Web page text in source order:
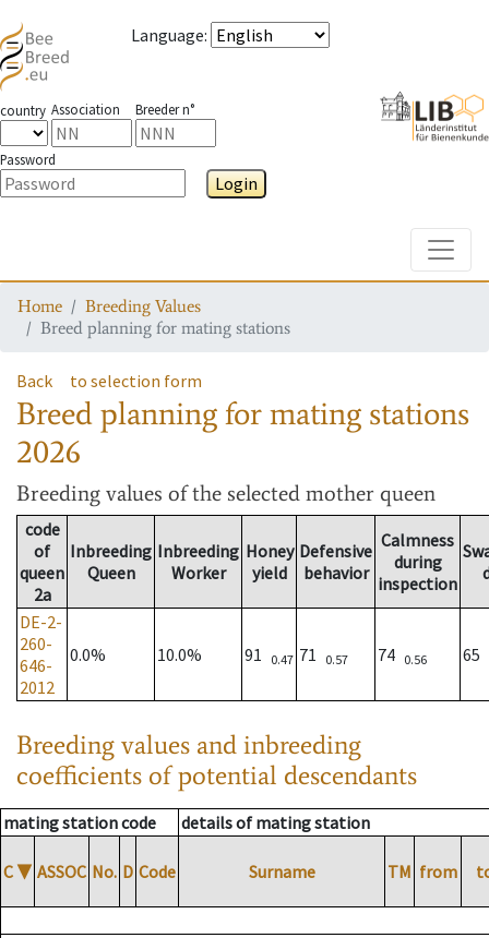
Language:
country Association Breeder n°
Password
Login
Home
Breeding Values
Breed planning for mating stations
Back to selection form
Breed planning for mating stations
2026
Breeding values of the selected mother queen
code
of
queen
2a
Inbreeding
Queen
Inbreeding
Worker
Honey
yield
Defensive
behavior
Calmness
during
inspection
DE-2-
260-
646-
2012
0.0% 10.0% 91 0.47 71 0.57 74 0.56 65
Breeding values and inbreeding
coefficients of potential descendants
mating station code details of mating station
C ▼ ASSOC No. D Code Surname TM from